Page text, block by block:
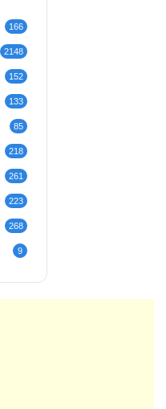
166
2148
152
133
85
218
261
223
268
9